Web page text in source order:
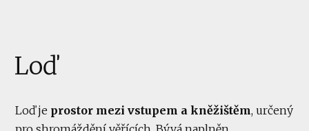
Loď
Loď je prostor mezi vstupem a kněžištěm, určený